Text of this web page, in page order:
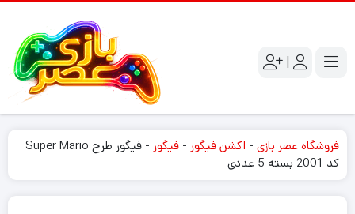
|
فروشگاه عصر بازی - اکشن فیگور - فیگور -
فیگور طرح Super Mario
کد 2001 بسته 5 عددی